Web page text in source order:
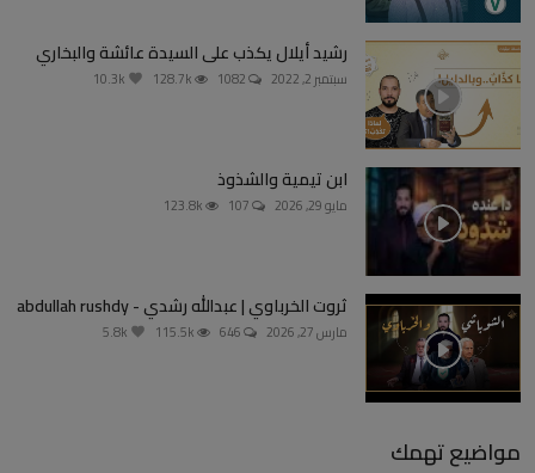
رشيد أيلال يكذب على السيدة عائشة والبخاري
سبتمبر 2, 2022
ابن تيمية والشذوذ
مايو 29, 2026
ثروت الخرباوي | عبدالله رشدي - abdullah rushdy
مارس 27, 2026
مواضيع تهمك